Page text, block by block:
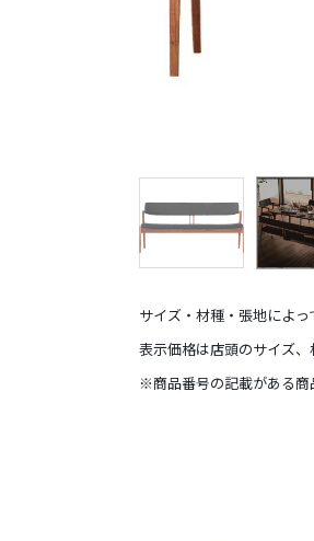
サイズ・材種・張地によっ
表示価格は店頭のサイズ、
※商品番号の記載がある商